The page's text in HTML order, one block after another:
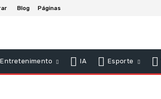
Blog Páginas
IA Esporte